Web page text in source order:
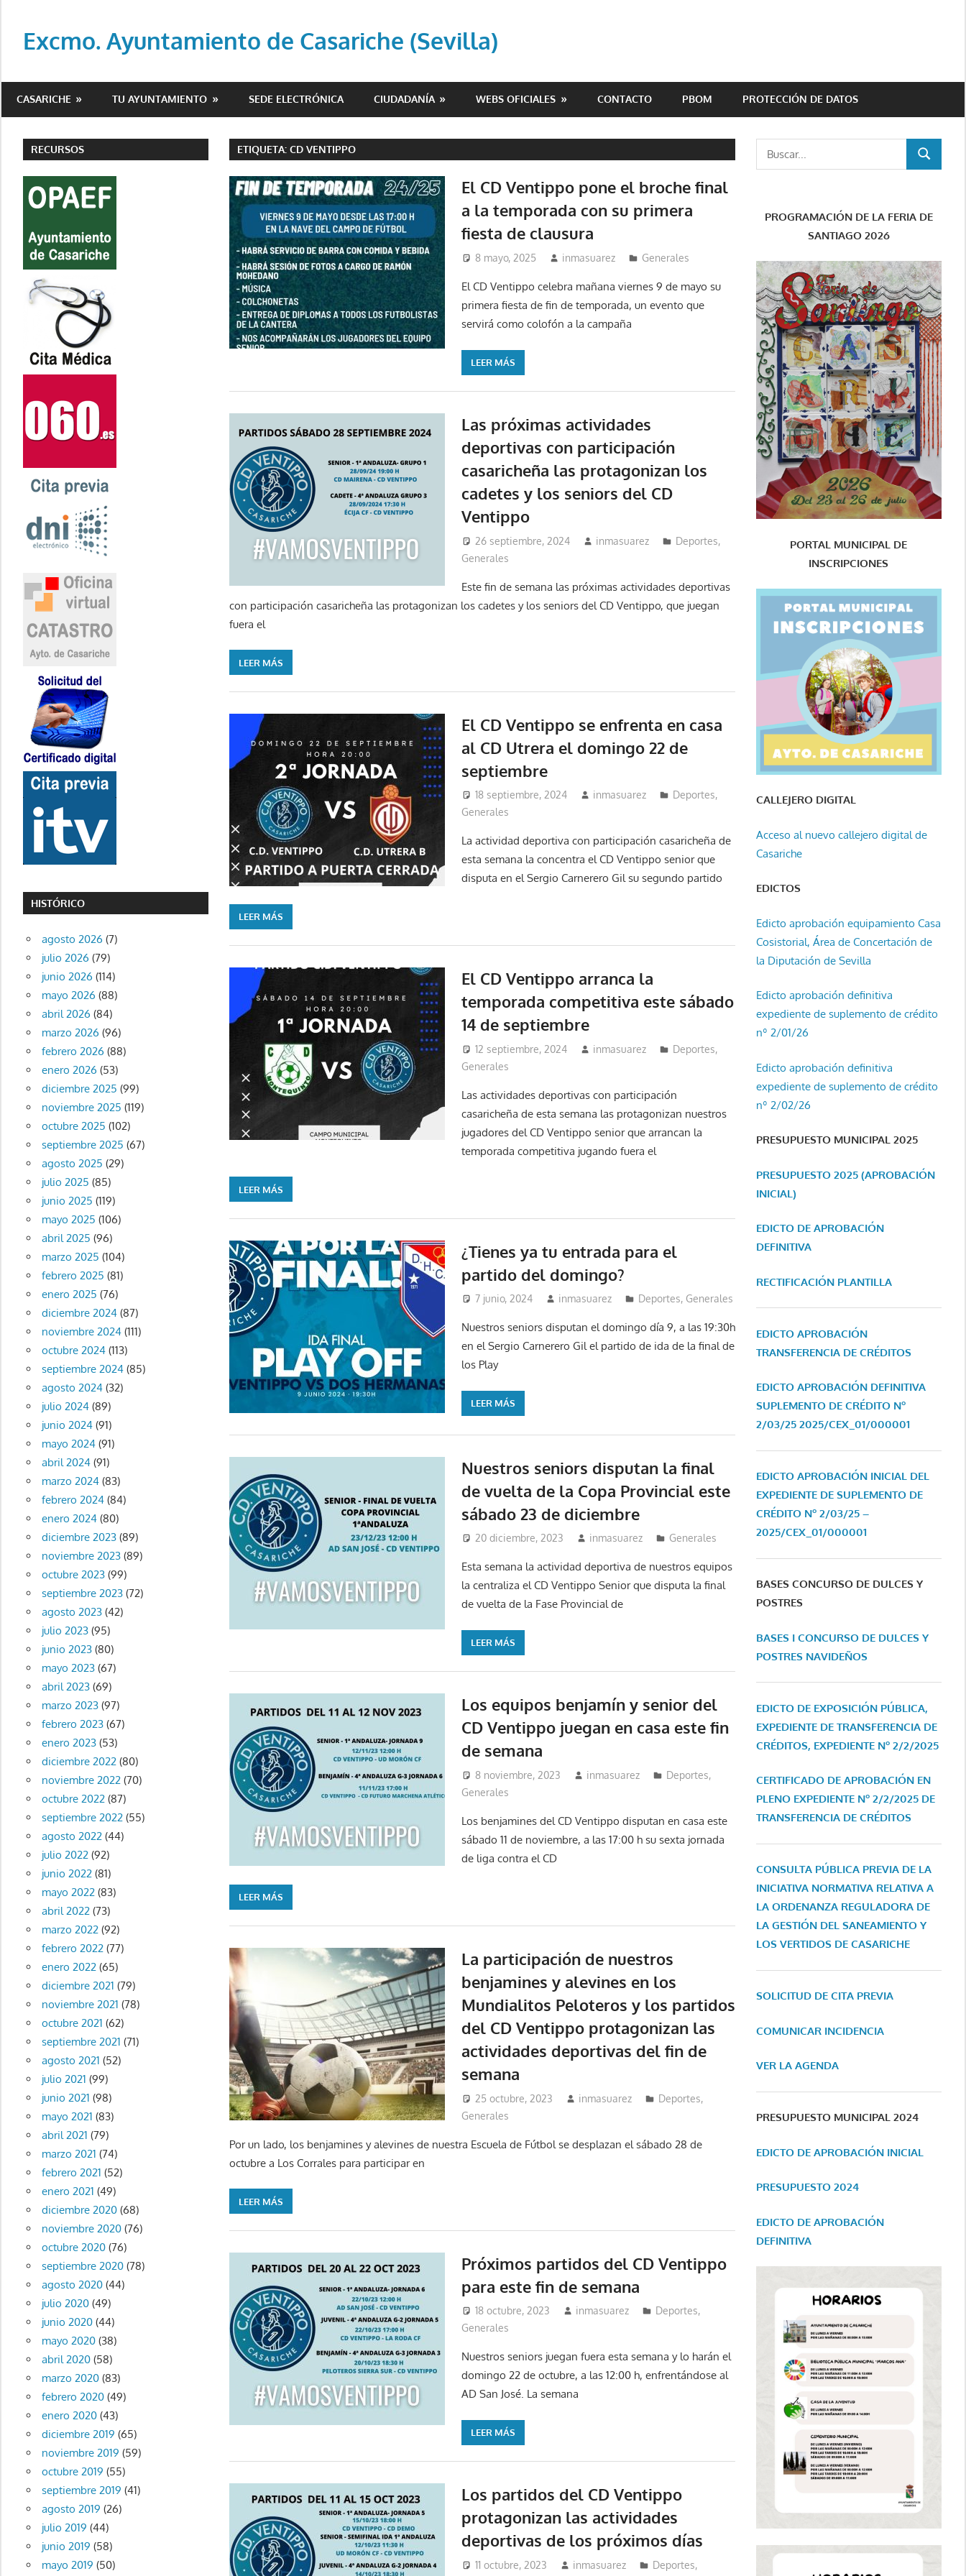
contenido
Excmo. Ayuntamiento de Casariche (Sevilla)
del
de
Casariche
CASARICHE TU AYUNTAMIENTO SEDE ELECTRÓNICA CIUDADANÍA WEBS OFICIALES CONTACTO PBOM PROTECCIÓN DE DATOS
ETIQUETA:CD VENTIPPO
El CD Ventippo pone el broche final
a la temporada con su primera
fiesta de clausura
8 mayo, 2025 inmasuarez Generales
El CD Ventippo celebra mañana viernes 9 de mayo su
primera fiesta de fin de temporada, un evento que
servirá como colofón a la campaña
LEER MÁS
Las próximas actividades
deportivas con participación
casaricheña las protagonizan los
cadetes y los seniors del CD
Ventippo
26 septiembre, 2024 inmasuarez Deportes,
Generales
Este fin de semana las próximas actividades deportivas
con participación casaricheña las protagonizan los cadetes y los seniors del CD Ventippo, que juegan
fuera el
LEER MÁS
El CD Ventippo se enfrenta en casa
al CD Utrera el domingo 22 de
septiembre
18 septiembre, 2024 inmasuarez Deportes,
Generales
La actividad deportiva con participación casaricheña de
esta semana la concentra el CD Ventippo senior que
disputa en el Sergio Carnerero Gil su segundo partido
LEER MÁS
El CD Ventippo arranca la
temporada competitiva este sábado
14 de septiembre
12 septiembre, 2024 inmasuarez Deportes,
Generales
Las actividades deportivas con participación
casaricheña de esta semana las protagonizan nuestros
jugadores del CD Ventippo senior que arrancan la
temporada competitiva jugando fuera el
LEER MÁS
¿Tienes ya tu entrada para el
partido del domingo?
7 junio, 2024 inmasuarez Deportes, Generales
Nuestros seniors disputan el domingo día 9, a las 19:30h
en el Sergio Carnerero Gil el partido de ida de la final de
los Play
LEER MÁS
Nuestros seniors disputan la final
de vuelta de la Copa Provincial este
sábado 23 de diciembre
20 diciembre, 2023 inmasuarez Generales
Esta semana la actividad deportiva de nuestros equipos
la centraliza el CD Ventippo Senior que disputa la final
de vuelta de la Fase Provincial de
LEER MÁS
Los equipos benjamín y senior del
CD Ventippo juegan en casa este fin
de semana
8 noviembre, 2023 inmasuarez Deportes,
Generales
Los benjamines del CD Ventippo disputan en casa este
sábado 11 de noviembre, a las 17:00 h su sexta jornada
de liga contra el CD
LEER MÁS
La participación de nuestros
benjamines y alevines en los
Mundialitos Peloteros y los partidos
del CD Ventippo protagonizan las
actividades deportivas del fin de
semana
25 octubre, 2023 inmasuarez Deportes,
Generales
Por un lado, los benjamines y alevines de nuestra Escuela de Fútbol se desplazan el sábado 28 de
octubre a Los Corrales para participar en
LEER MÁS
Próximos partidos del CD Ventippo
para este fin de semana
18 octubre, 2023 inmasuarez Deportes,
Generales
Nuestros seniors juegan fuera esta semana y lo harán el
domingo 22 de octubre, a las 12:00 h, enfrentándose al
AD San José. La semana
LEER MÁS
Los partidos del CD Ventippo
protagonizan las actividades
deportivas de los próximos días
11 octubre, 2023 inmasuarez Deportes,
RECURSOS
HISTÓRICO
agosto 2026 (7)
julio 2026 (79)
junio 2026 (114)
mayo 2026 (88)
abril 2026 (84)
marzo 2026 (96)
febrero 2026 (88)
enero 2026 (53)
diciembre 2025 (99)
noviembre 2025 (119)
octubre 2025 (102)
septiembre 2025 (67)
agosto 2025 (29)
julio 2025 (85)
junio 2025 (119)
mayo 2025 (106)
abril 2025 (96)
marzo 2025 (104)
febrero 2025 (81)
enero 2025 (76)
diciembre 2024(87)
noviembre 2024(111)
octubre 2024(113)
septiembre 2024(85)
agosto 2024(32)
julio 2024(89)
junio 2024(91)
mayo 2024(91)
abril 2024(91)
marzo 2024(83)
febrero 2024(84)
enero 2024(80)
diciembre 2023(89)
noviembre 2023(89)
octubre 2023(99)
septiembre 2023(72)
agosto 2023(42)
julio 2023(95)
junio 2023(80)
mayo 2023(67)
abril 2023(69)
marzo 2023(97)
febrero 2023(67)
enero 2023(53)
diciembre 2022(80)
noviembre 2022(70)
octubre 2022(87)
septiembre 2022(55)
agosto 2022(44)
julio 2022(92)
junio 2022(81)
mayo 2022(83)
abril 2022(73)
marzo 2022(92)
febrero 2022(77)
enero 2022(65)
diciembre 2021 (79)
noviembre 2021 (78)
octubre 2021 (62)
septiembre 2021 (71)
agosto 2021 (52)
julio 2021 (99)
junio 2021 (98)
mayo 2021 (83)
abril 2021 (79)
marzo 2021 (74)
febrero 2021 (52)
enero 2021 (49)
diciembre 2020(68)
noviembre 2020(76)
octubre 2020(76)
septiembre 2020(78)
agosto 2020(44)
julio 2020(49)
junio 2020(44)
mayo 2020(38)
abril 2020(58)
marzo 2020(83)
febrero 2020(49)
enero 2020(43)
diciembre 2019 (65)
noviembre 2019 (59)
octubre 2019 (55)
septiembre 2019 (41)
agosto 2019 (26)
julio 2019 (44)
junio 2019 (58)
mayo 2019 (50)
BUSCAR
PROGRAMACIÓN DE LA FERIA DE
SANTIAGO 2026
PORTAL MUNICIPAL DE
INSCRIPCIONES
CALLEJERO DIGITAL
Acceso al nuevo callejero digital de
Casariche
EDICTOS
Edicto aprobación equipamiento Casa
Cosistorial, Área de Concertación de
la Diputación de Sevilla
Edicto aprobación definitiva
expediente de suplemento de crédito
nº 2/01/26
Edicto aprobación definitiva
expediente de suplemento de crédito
nº 2/02/26
PRESUPUESTO MUNICIPAL 2025
PRESUPUESTO 2025 (APROBACIÓN
INICIAL)
EDICTO DE APROBACIÓN
DEFINITIVA
RECTIFICACIÓN PLANTILLA
EDICTO APROBACIÓN
TRANSFERENCIA DE CRÉDITOS
EDICTO APROBACIÓN DEFINITIVA
SUPLEMENTO DE CRÉDITO Nº
2/03/25 2025/CEX_01/000001
EDICTO APROBACIÓN INICIAL DEL
EXPEDIENTE DE SUPLEMENTO DE
CRÉDITO Nº 2/03/25 –
2025/CEX_01/000001
BASES CONCURSO DE DULCES Y
POSTRES
BASES I CONCURSO DE DULCES Y
POSTRES NAVIDEÑOS
EDICTO DE EXPOSICIÓN PÚBLICA,
EXPEDIENTE DE TRANSFERENCIA DE
CRÉDITOS, EXPEDIENTE Nº 2/2/2025
CERTIFICADO DE APROBACIÓN EN
PLENO EXPEDIENTE Nº 2/2/2025 DE
TRANSFERENCIA DE CRÉDITOS
CONSULTA PÚBLICA PREVIA DE LA
INICIATIVA NORMATIVA RELATIVA A
LA ORDENANZA REGULADORA DE
LA GESTIÓN DEL SANEAMIENTO Y
LOS VERTIDOS DE CASARICHE
SOLICITUD DE CITA PREVIA
COMUNICAR INCIDENCIA
VER LA AGENDA
PRESUPUESTO MUNICIPAL 2024
EDICTO DE APROBACIÓN INICIAL
PRESUPUESTO 2024
EDICTO DE APROBACIÓN
DEFINITIVA